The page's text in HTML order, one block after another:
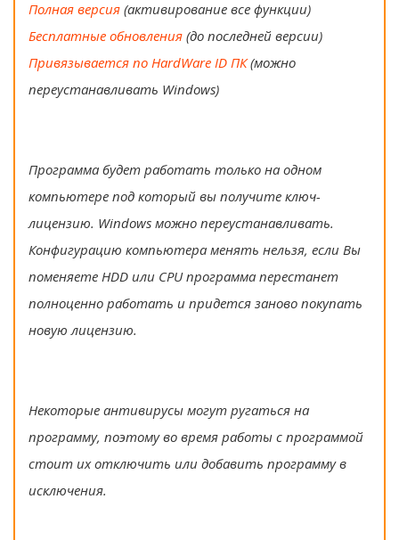
Полная версия (активирование все функции)
Бесплатные обновления (до последней версии)
Привязывается по HardWare ID ПК(можно
переустанавливать Windows)
Программа будет работать только на одном
компьютере под который вы получите ключ-
лицензию. Windows можно переустанавливать.
Конфигурацию компьютера менять нельзя, если Вы
поменяете HDD или CPU программа перестанет
полноценно работать и придется заново покупать
новую лицензию.
Некоторые антивирусы могут ругаться на
программу, поэтому во время работы с программой
стоит их отключить или добавить программу в
исключения.